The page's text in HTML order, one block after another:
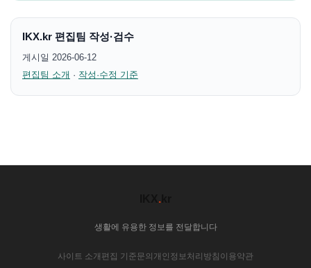
IKX.kr 편집팀 작성·검수
게시일 2026-06-12
편집팀 소개 · 작성·수정 기준
.
생활에 유용한 정보를 전달합니다
사이트 소개 편집 기준문의 개인정보처리방침 이용약관